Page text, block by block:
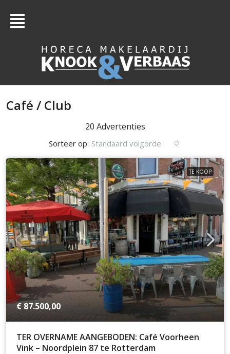
Café / Club
20 Advertenties
Sorteer op: Standaard volgorde
TE KOOP
€ 87.500,00
TER OVERNAME AANGEBODEN: Café Voorheen
Vink – Noordplein 87 te Rotterdam